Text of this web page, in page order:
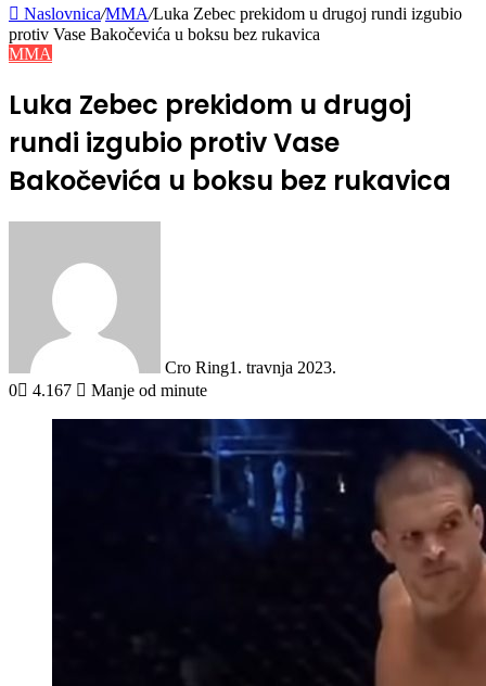
Naslovnica/MMA/Luka Zebec prekidom u drugoj rundi izgubio
protiv Vase Bakočevića u boksu bez rukavica
MMA
Luka Zebec prekidom u drugoj
rundi izgubio protiv Vase
Bakočevića u boksu bez rukavica
Cro Ring1. travnja 2023.
0
4.167 Manje od minute